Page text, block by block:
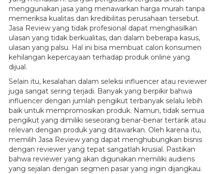
menggunakan jasa yang menawarkan harga murah tanpa
memeriksa kualitas dan kredibilitas perusahaan tersebut.
Jasa Review yang tidak profesional dapat menghasilkan
ulasan yang tidak berkualitas, dan dalam beberapa kasus,
ulasan yang palsu. Hal ini bisa membuat calon konsumen
kehilangan kepercayaan terhadap produk online yang
dijual.
Selain itu, kesalahan dalam seleksi influencer atau reviewer
juga sangat sering terjadi. Banyak yang berpikir bahwa
influencer dengan jumlah pengikut terbanyak selalu lebih
baik untuk mempromosikan produk. Namun, tidak semua
pengikut yang dimiliki seseorang benar-benar tertarik atau
relevan dengan produk yang ditawarkan. Oleh karena itu,
memilih Jasa Review yang dapat menghubungkan bisnis
dengan reviewer yang tepat sangatlah krusial. Pastikan
bahwa reviewer yang akan digunakan memiliki audiens
yang sejalan dengan segmen pasar yang ingin dijangkau.